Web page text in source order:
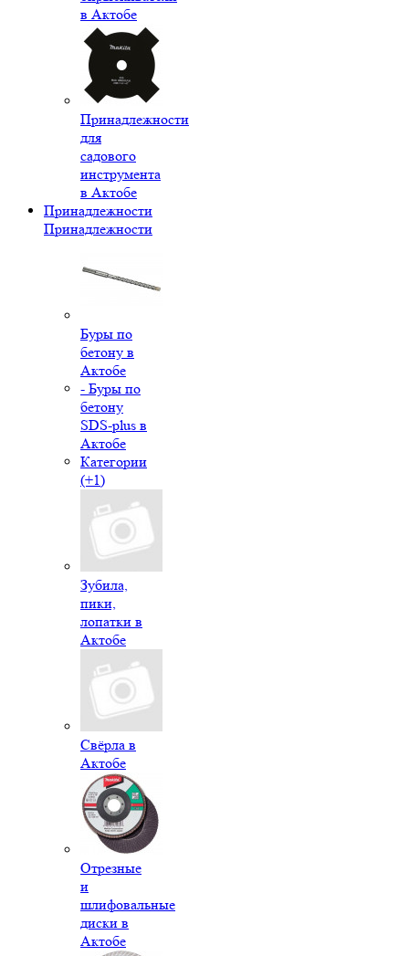
в Актобе
Принадлежности
для
садового
инструмента
в Актобе
Принадлежности
Принадлежности
Буры по
бетону в
Актобе
- Буры по
бетону
SDS-plus в
Актобе
Категории
(+1)
Зубила,
пики,
лопатки в
Актобе
Свёрла в
Актобе
Отрезные
и
шлифовальные
диски в
Актобе